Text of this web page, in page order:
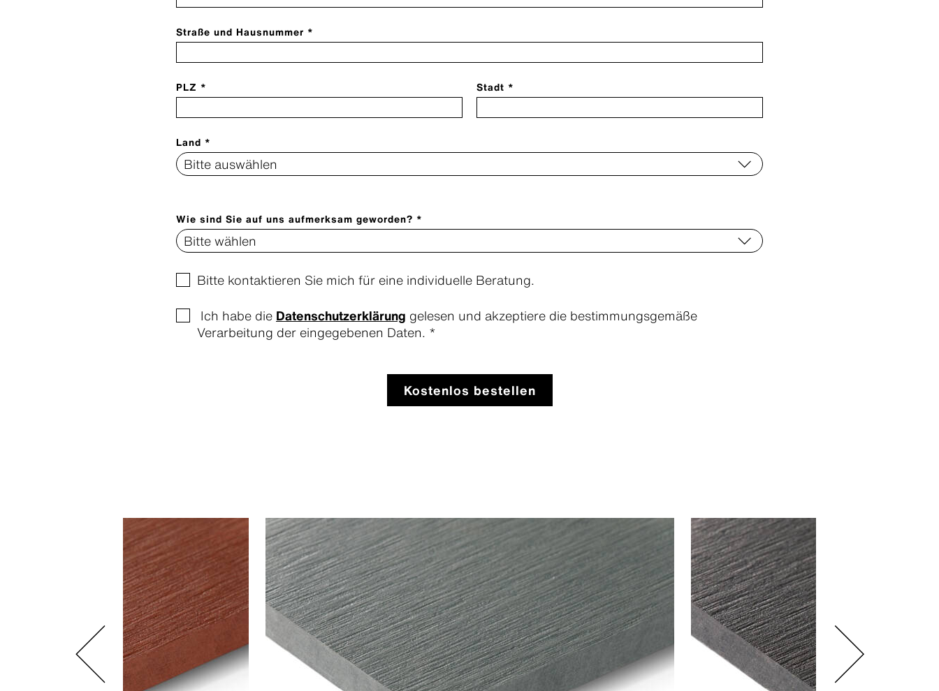
Straße und Hausnummer *
PLZ * Stadt *
Land *
Wie sind Sie auf uns aufmerksam geworden? *
Bitte kontaktieren Sie mich für eine individuelle Beratung.
Ich habe die Datenschutzerklärung gelesen und akzeptiere die bestimmungsgemäße
Verarbeitung der eingegebenen Daten. *
Kostenlos bestellen